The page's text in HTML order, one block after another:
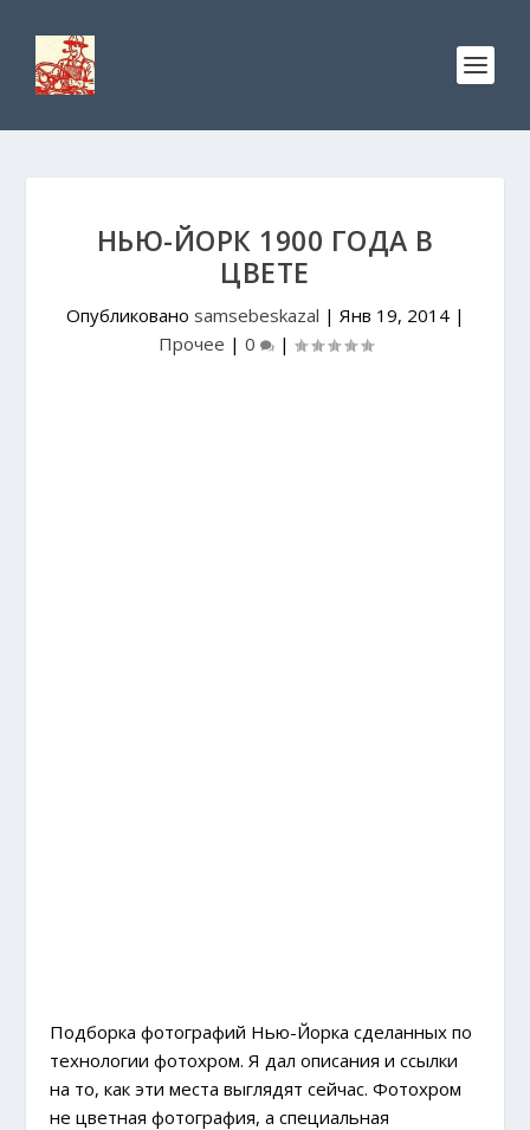
НЬЮ-ЙОРК 1900 ГОДА В
ЦВЕТЕ
Опубликовано samsebeskazal | Янв 19, 2014|
Прочее | 0 |
Подборка фотографий Нью-Йорка сделанных по
технологии фотохром. Я дал описания и ссылки
на то, как эти места выглядят сейчас. Фотохром
не цветная фотография, а специальная